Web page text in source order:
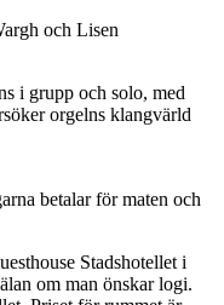
och Lisen
i grupp och solo, med
orgelns klangvärld
betalar för maten och
Stadshotellet i
om man önskar logi.